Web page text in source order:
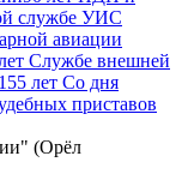
службе УИС
авиации
Службе внешней
155 лет Со дня
приставов
(Орёл